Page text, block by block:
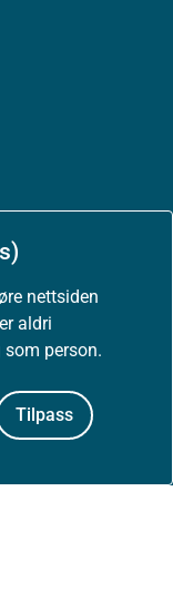
nettsiden
aldri
person.
Tilpass